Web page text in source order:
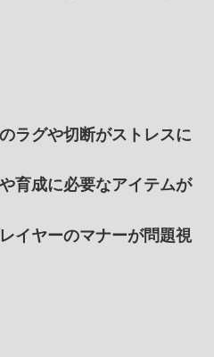
のラグや切断がストレスに
育成に必要なアイテムが
イヤーのマナーが問題視